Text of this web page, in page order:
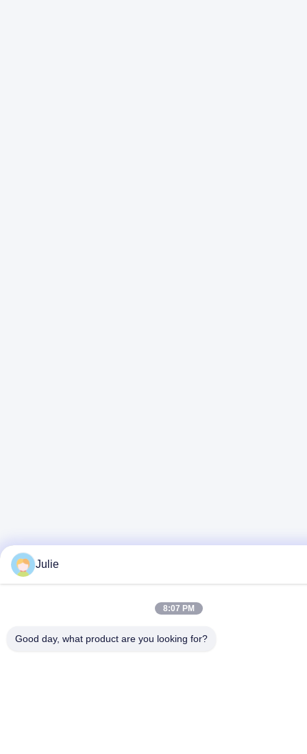
Julie
8:07 PM
Good day, what product are you looking for?